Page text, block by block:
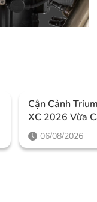
Cận Cảnh
XC 2026 Vừa
Thiết Kế Đậm
Mức Giá Dễ
06/08/2026